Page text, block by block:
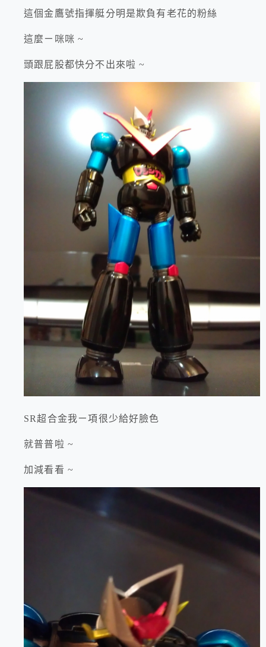
這個金鷹號指揮艇分明是欺負有老花的粉絲
這麼ㄧ咪咪 ~
頭跟屁股都快分不出來啦 ~
SR超合金我ㄧ項很少給好臉色
就普普啦 ~
加減看看 ~